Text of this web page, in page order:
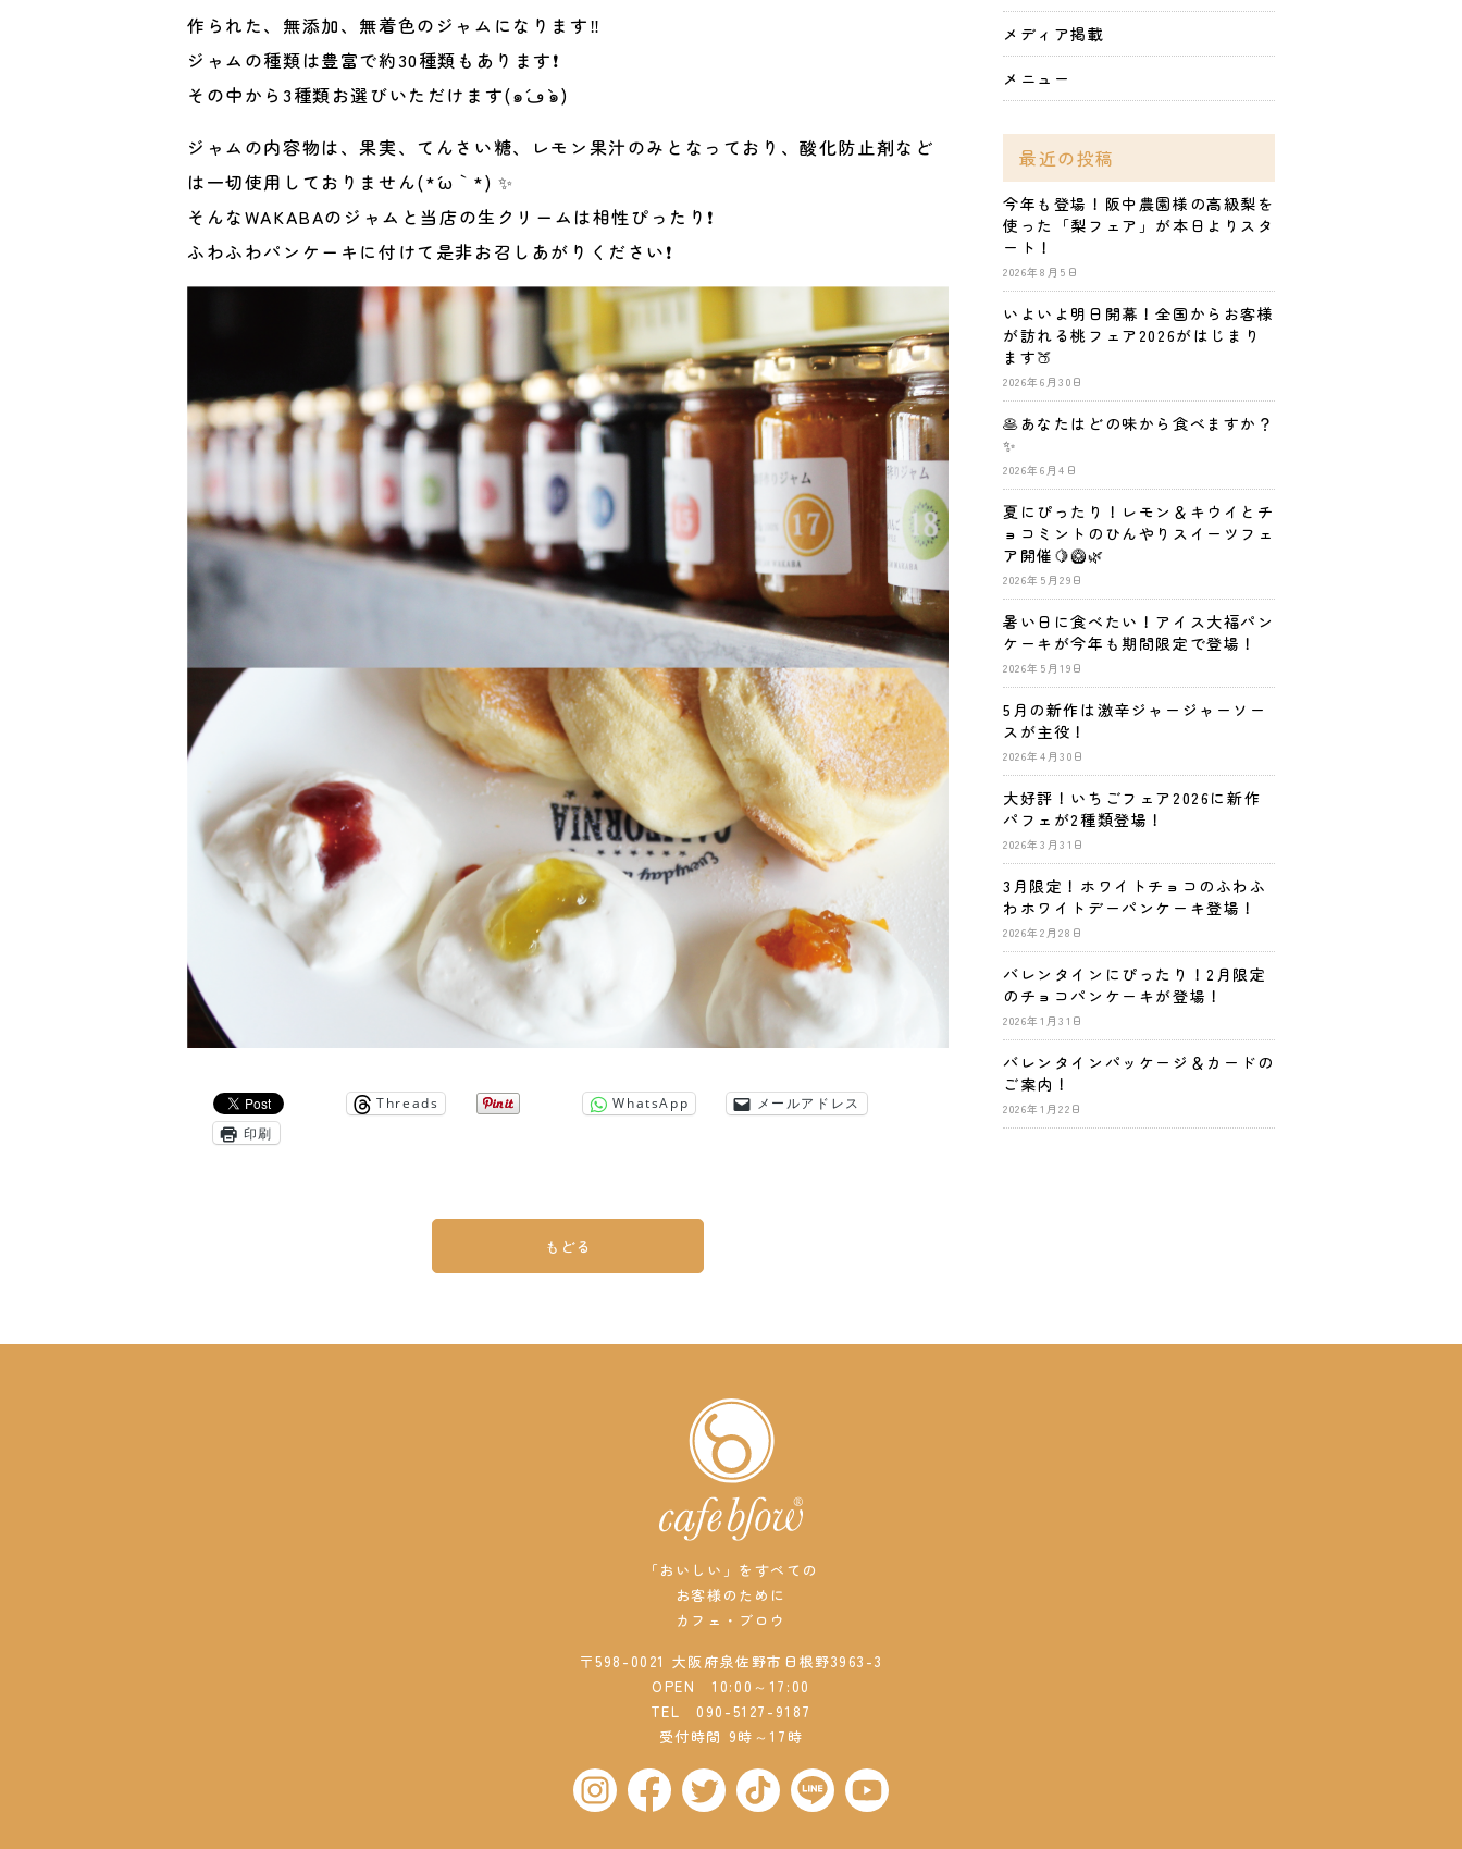
作られた、無添加、無着色のジャムになります‼️
ジャムの種類は豊富で約30種類もあります❗
その中から3種類お選びいただけます(๑´ڡ`๑)
ジャムの内容物は、果実、てんさい糖、レモン果汁のみとなっており、酸化防止剤など
は一切使用しておりません(*´ω｀*) ✨
そんなWAKABAのジャムと当店の生クリームは相性ぴったり❗️
ふわふわパンケーキに付けて是非お召しあがりください❗️
Threads WhatsApp
メールアドレス
印刷
もどる
メディア掲載
メニュー
最近の投稿
今年も登場！阪中農園様の高級梨を
使った「梨フェア」が本日よりスタ
ート！
2026年8月5日
いよいよ明日開幕！全国からお客様
が訪れる桃フェア2026がはじまり
ます🍑
2026年6月30日
🥞あなたはどの味から食べますか？
✨
2026年6月4日
夏にぴったり！レモン＆キウイとチ
ョコミントのひんやりスイーツフェ
ア開催🍋🥝🌿
2026年5月29日
暑い日に食べたい！アイス大福パン
ケーキが今年も期間限定で登場！
2026年5月19日
5月の新作は激辛ジャージャーソー
スが主役！
2026年4月30日
大好評！いちごフェア2026に新作
パフェが2種類登場！
2026年3月31日
3月限定！ホワイトチョコのふわふ
わホワイトデーパンケーキ登場！
2026年2月28日
バレンタインにぴったり！2月限定
のチョコパンケーキが登場！
2026年1月31日
バレンタインパッケージ＆カードの
ご案内！
2026年1月22日
「おいしい」をすべての
お客様のために
カフェ・ブロウ
〒598-0021 大阪府泉佐野市日根野3963-3
OPEN 10:00～17:00
TEL090-5127-9187
受付時間 9時～17時